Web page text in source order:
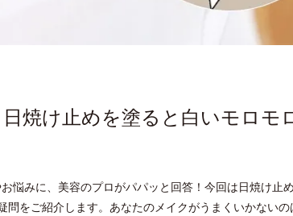
焼け止めを塗ると白いモロモ
悩みに、美容のプロがパパッと回答！今回は日焼け止
をご紹介します。あなたのメイクがうまくいかないの